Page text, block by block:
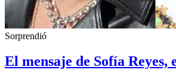
Sorprendió
El mensaje de Sofía